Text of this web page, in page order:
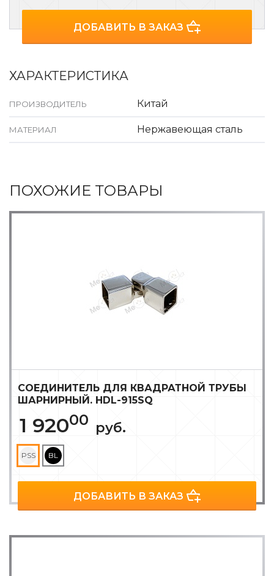
ДОБАВИТЬ В ЗАКАЗ
ХАРАКТЕРИСТИКА
ПРОИЗВОДИТЕЛЬ Китай
МАТЕРИАЛ Нержавеющая сталь
ПОХОЖИЕ ТОВАРЫ
СОЕДИНИТЕЛЬ ДЛЯ КВАДРАТНОЙ ТРУБЫ
ШАРНИРНЫЙ. HDL-915SQ
1 92000 руб.
PSS BL
ДОБАВИТЬ В ЗАКАЗ